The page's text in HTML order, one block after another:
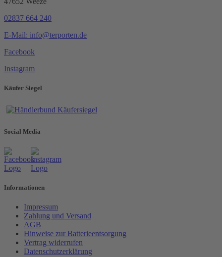
02837 664 240
E-Mail: info@terporten.de
Facebook
Instagram
Käufer Siegel
Social Media
Informationen
Impressum
Zahlung und Versand
AGB
Hinweise zur Batterieentsorgung
Vertrag widerrufen
Datenschutzerklärung